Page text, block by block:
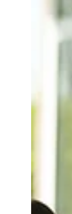
portrait